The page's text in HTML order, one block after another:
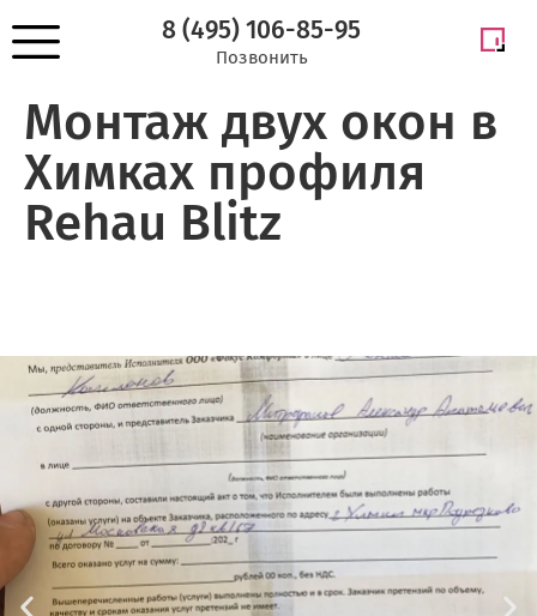
8 (495) 106-85-95
Позвонить
Монтаж двух окон в
Химках профиля
Rehau Blitz